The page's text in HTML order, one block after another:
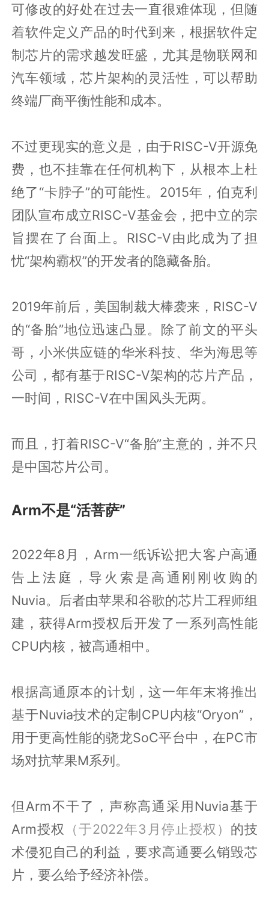
可修改的好处在过去一直很难体现，但随
着软件定义产品的时代到来，根据软件定
制芯片的需求越发旺盛，尤其是物联网和
汽车领域，芯片架构的灵活性，可以帮助
终端厂商平衡性能和成本。
不过更现实的意义是，由于RISC-V开源免
费，也不挂靠在任何机构下，从根本上杜
绝了“卡脖子”的可能性。2015年，伯克利
团队宣布成立RISC-V基金会，把中立的宗
旨摆在了台面上。RISC-V由此成为了担
忧“架构霸权”的开发者的隐藏备胎。
2019年前后，美国制裁大棒袭来，RISC-V
的“备胎”地位迅速凸显。除了前文的平头
哥，小米供应链的华米科技、华为海思等
公司，都有基于RISC-V架构的芯片产品，
一时间，RISC-V在中国风头无两。
而且，打着RISC-V“备胎”主意的，并不只
是中国芯片公司。
Arm不是“活菩萨”
2022年8月，Arm一纸诉讼把大客户高通
告上法庭，导火索是高通刚刚收购的
Nuvia。后者由苹果和谷歌的芯片工程师组
建，获得Arm授权后开发了一系列高性能
CPU内核，被高通相中。
根据高通原本的计划，这一年年末将推出
基于Nuvia技术的定制CPU内核“Oryon”，
用于更高性能的骁龙SoC平台中，在PC市
场对抗苹果M系列。
但Arm不干了，声称高通采用Nuvia基于
Arm授权
（于2022年3月停止授权） 的技
术侵犯自己的利益，要求高通要么销毁芯
片，要么给予经济补偿。